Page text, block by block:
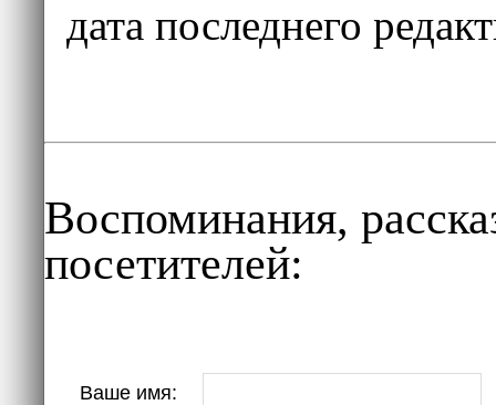
дата последнего
Воспоминания,
посетителей:
Ваше имя: